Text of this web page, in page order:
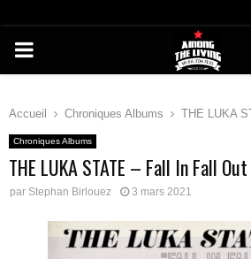
PRIMARY
Accueil Chroniques Albums THE LUKA
Chroniques Albums
THE LUKA STATE – Fall In Fall Out
par Stephan Birlouez 3 mars 2021